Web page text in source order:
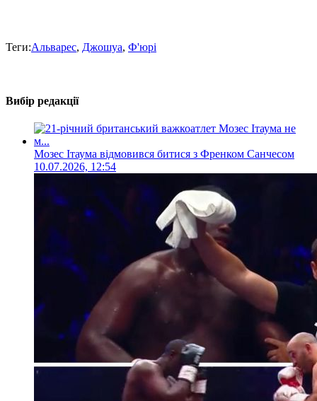
Теги:Альварес, Джошуа, Ф'юрі
Вибір редакції
Мозес Ітаума відмовився битися з Френком Санчесом
10.07.2026, 12:54